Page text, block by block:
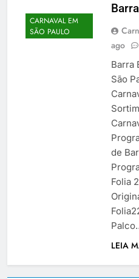
CARNAVAL EM
SÃO PAULO
ago
Barra
São
de
Folia
LEIA